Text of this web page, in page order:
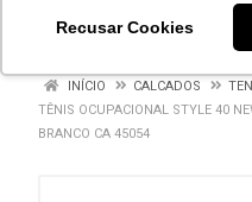
Recusar Cookies
INÍCIO CALCADOS
TÊNIS OCUPACIONAL STYLE 40
BRANCO CA 45054